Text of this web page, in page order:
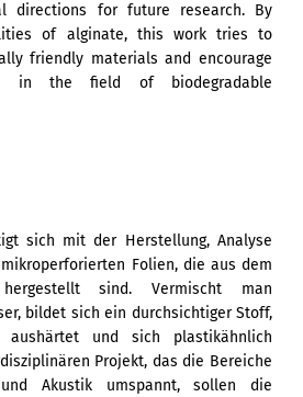
directions for future research. By
of alginate, this work tries to
friendly materials and encourage
in the field of biodegradable
sich mit der Herstellung, Analyse
Folien, die aus dem
sind. Vermischt man
bildet sich ein durchsichtiger Stoff,
aushärtet und sich plastikähnlich
Projekt, das die Bereiche
Akustik umspannt, sollen die